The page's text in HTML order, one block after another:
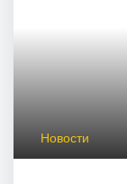
Новости